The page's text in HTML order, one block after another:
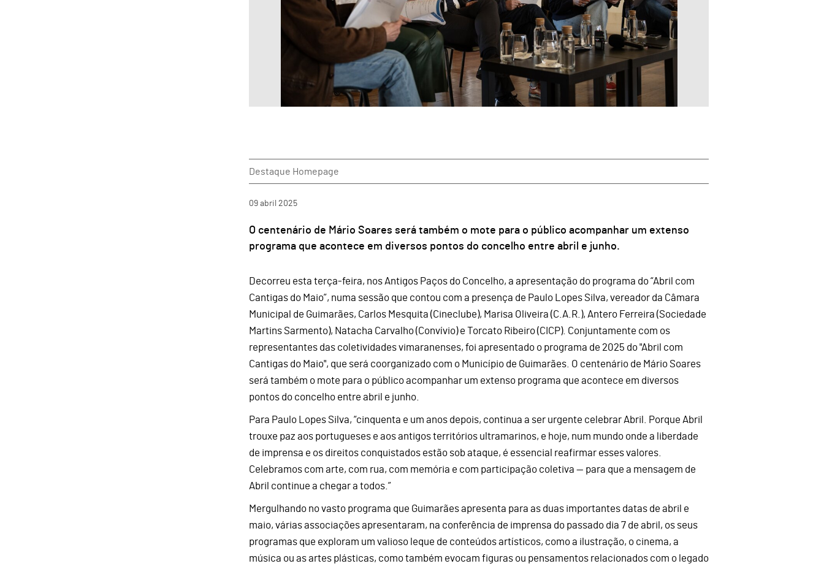
Destaque Homepage
09 abril 2025
O centenário de Mário Soares será também o mote para o público acompanhar um extenso
programa que acontece em diversos pontos do concelho entre abril e junho.
Decorreu esta terça-feira, nos Antigos Paços do Concelho, a apresentação do programa do “Abril com
Cantigas do Maio”, numa sessão que contou com a presença de Paulo Lopes Silva, vereador da Câmara
Municipal de Guimarães, Carlos Mesquita (Cineclube), Marisa Oliveira (C.A.R.), Antero Ferreira (Sociedade
Martins Sarmento), Natacha Carvalho (Convívio) e Torcato Ribeiro (CICP). Conjuntamente com os
representantes das coletividades vimaranenses, foi apresentado o programa de 2025 do "Abril com
Cantigas do Maio", que será coorganizado com o Município de Guimarães. O centenário de Mário Soares
será também o mote para o público acompanhar um extenso programa que acontece em diversos
pontos do concelho entre abril e junho.
Para Paulo Lopes Silva, “cinquenta e um anos depois, continua a ser urgente celebrar Abril. Porque Abril
trouxe paz aos portugueses e aos antigos territórios ultramarinos, e hoje, num mundo onde a liberdade
de imprensa e os direitos conquistados estão sob ataque, é essencial reafirmar esses valores.
Celebramos com arte, com rua, com memória e com participação coletiva — para que a mensagem de
Abril continue a chegar a todos.”
Mergulhando no vasto programa que Guimarães apresenta para as duas importantes datas de abril e
maio, várias associações apresentaram, na conferência de imprensa do passado dia 7 de abril, os seus
programas que exploram um valioso leque de conteúdos artísticos, como a ilustração, o cinema, a
música ou as artes plásticas, como também evocam figuras ou pensamentos relacionados com o legado